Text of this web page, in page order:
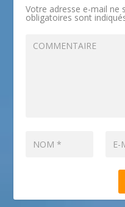
Votre adresse e-mail ne
obligatoires sont